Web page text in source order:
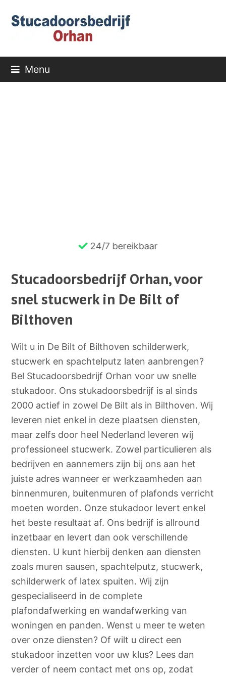
Menu
24/7 bereikbaar
Stucadoorsbedrijf Orhan, voor
snel stucwerk in De Bilt of
Bilthoven
Wilt u in De Bilt of Bilthoven schilderwerk,
stucwerk en spachtelputz laten aanbrengen?
Bel Stucadoorsbedrijf Orhan voor uw snelle
stukadoor. Ons stukadoorsbedrijf is al sinds
2000 actief in zowel De Bilt als in Bilthoven. Wij
leveren niet enkel in deze plaatsen diensten,
maar zelfs door heel Nederland leveren wij
professioneel stucwerk. Zowel particulieren als
bedrijven en aannemers zijn bij ons aan het
juiste adres wanneer er werkzaamheden aan
binnenmuren, buitenmuren of plafonds verricht
moeten worden. Onze stukadoor levert enkel
het beste resultaat af. Ons bedrijf is allround
inzetbaar en levert dan ook verschillende
diensten. U kunt hierbij denken aan diensten
zoals muren sausen, spachtelputz, stucwerk,
schilderwerk of latex spuiten. Wij zijn
gespecialiseerd in de complete
plafondafwerking en wandafwerking van
woningen en panden. Wenst u meer te weten
over onze diensten? Of wilt u direct een
stukadoor inzetten voor uw klus? Lees dan
verder of neem contact met ons op, zodat